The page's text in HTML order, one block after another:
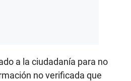
a la ciudadanía para no
no verificada que